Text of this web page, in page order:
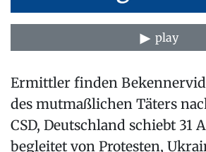
play
Ermittler finden
des mutmaßlichen Täters
CSD, Deutschland schiebt 31
begleitet von Protesten,